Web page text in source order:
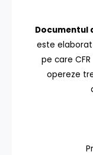
Documentul
este elaborat
pe care
opereze